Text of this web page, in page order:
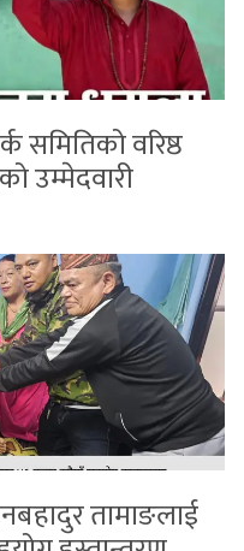
समितिको वरिष्ठ
उम्मेदवारी
तामाङलाई